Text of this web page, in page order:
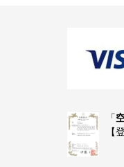
「
【